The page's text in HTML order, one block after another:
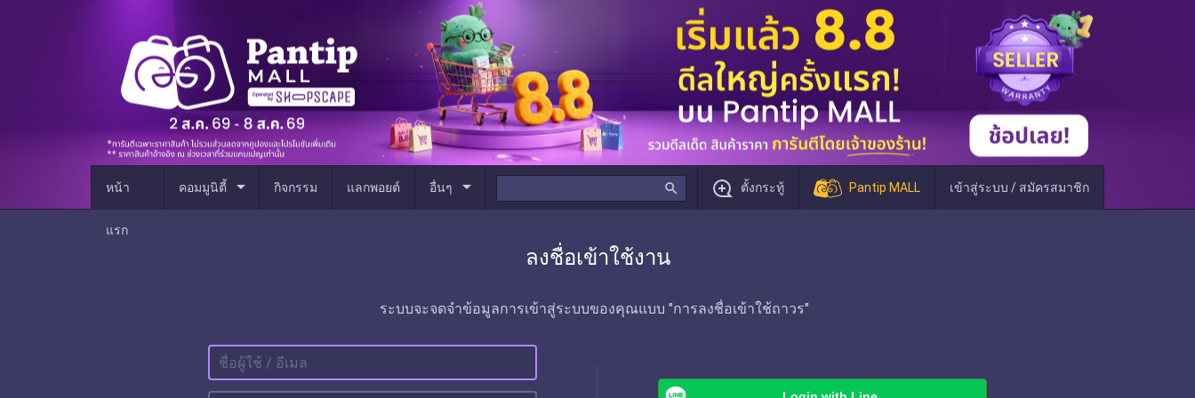
หน้า
แรก
คอมมูนิตี้ arrow_drop_down กิจกรรม แลกพอยต์ อื่นๆ arrow_drop_down search ตั้งกระทู้ Pantip MALL เข้าสู่ระบบ / สมัครสมาชิก
ลงชื่อเข้าใช้งาน
ระบบจะจดจำข้อมูลการเข้าสู่ระบบของคุณแบบ "การลงชื่อเข้าใช้ถาวร"